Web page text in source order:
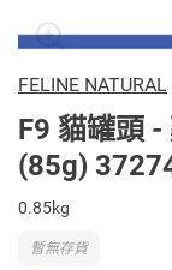
FELINE NATURAL
F9 貓罐頭
(85g)
0.85kg
暫無存貨